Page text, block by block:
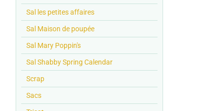
Sal les petites affaires
Sal Maison de poupée
Sal Mary Poppin's
Sal Shabby Spring Calendar
Scrap
Sacs